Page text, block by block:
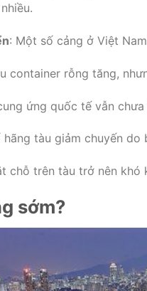
: Một số cảng ở Việt
container rỗng tăng,
ứng quốc tế vẫn
hãng tàu giảm chuyến
chỗ trên tàu trở nên khó
sớm?